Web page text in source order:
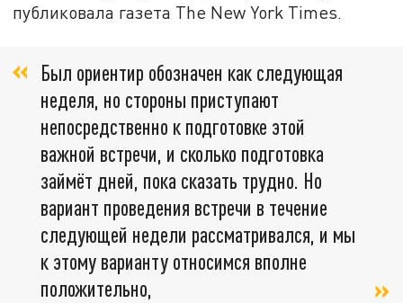
публиковала газета The New York Times.
Был ориентир обозначен как следующая
неделя, но стороны приступают
непосредственно к подготовке этой
важной встречи, и сколько подготовка
займёт дней, пока сказать трудно. Но
вариант проведения встречи в течение
следующей недели рассматривался, и мы
к этому варианту относимся вполне
положительно,